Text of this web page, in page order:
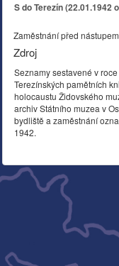
S do Terezín (22.01.1942
Zaměstnání před
Zdroj
Seznamy sestavené v
Terezínských pamětních
holocaustu Židovského
archiv Státního muzea v
bydliště a zaměstnání
1942.